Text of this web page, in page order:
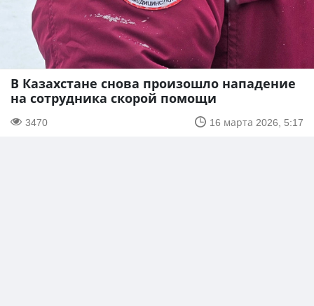
В Казахстане снова произошло нападение
на сотрудника скорой помощи
3470 16 марта 2026, 5:17